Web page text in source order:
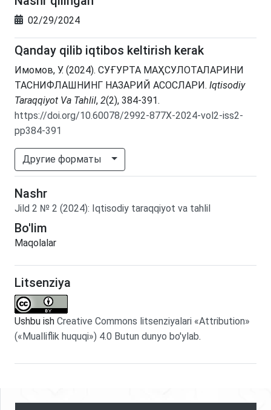
02/29/2024
Qanday qilib iqtibos keltirish kerak
Имомов, У. (2024). СУҒУРТА МАҲСУЛОТАЛАРИНИ
ТАСНИФЛАШНИНГ НАЗАРИЙ АСОСЛАРИ. Iqtisodiy
Taraqqiyot Va Tahlil, 2(2), 384-391.
https://doi.org/10.60078/2992-877X-2024-vol2-iss2-
pp384-391
Другие форматы
Nashr
Jild 2 № 2 (2024): Iqtisodiy taraqqiyot va tahlil
Bo'lim
Maqolalar
Litsenziya
Ushbu ish Creative Commons litsenziyalari «Attribution»
(«Mualliflik huquqi») 4.0 Butun dunyo bo'ylab.